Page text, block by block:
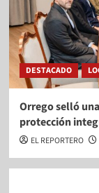
DESTACADO
Orrego selló
protección
EL REPORTERO